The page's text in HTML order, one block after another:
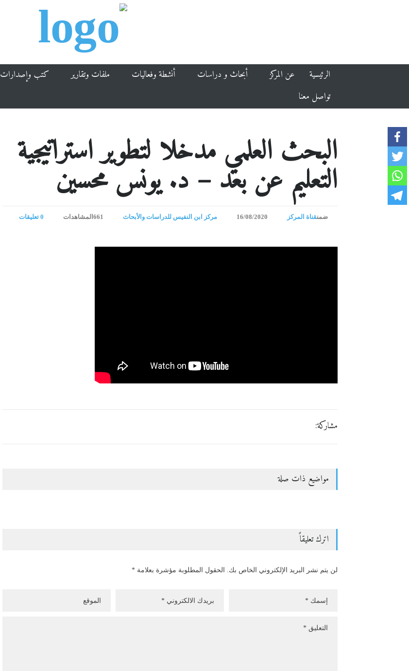
الرئيسية عن المركز أبحاث و دراسات أنشطة وفعاليات ملفات وتقارير كتب وإصدارات
تواصل معنا
البحث العلمي مدخلا لتطوير استراتيجية
التعليم عن بعد – د. يونس محسين
ضمنقناة المركز 16/08/2020 مركز ابن النفيس للدراسات والأبحاث 661المشاهدات 0 تعليقات
مشاركة:
مواضيع ذات صلة
اترك تعليقاً
لن يتم نشر البريد الإلكتروني الخاص بك. الحقول المطلوبة مؤشرة بعلامة *